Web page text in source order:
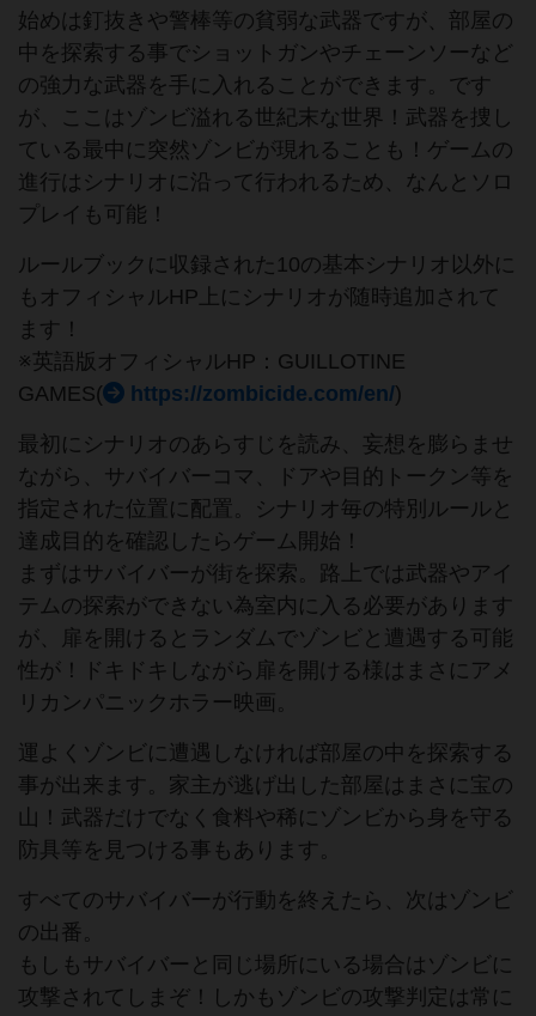
始めは釘抜きや警棒等の貧弱な武器ですが、部屋の
中を探索する事でショットガンやチェーンソーなど
の強力な武器を手に入れることができます。です
が、ここはゾンビ溢れる世紀末な世界！武器を捜し
ている最中に突然ゾンビが現れることも！ゲームの
進行はシナリオに沿って行われるため、なんとソロ
プレイも可能！
ルールブックに収録された10の基本シナリオ以外に
もオフィシャルHP上にシナリオが随時追加されて
ます！
※英語版オフィシャルHP：GUILLOTINE
GAMES(
https://zombicide.com/en/)
最初にシナリオのあらすじを読み、妄想を膨らませ
ながら、サバイバーコマ、ドアや目的トークン等を
指定された位置に配置。シナリオ毎の特別ルールと
達成目的を確認したらゲーム開始！
まずはサバイバーが街を探索。路上では武器やアイ
テムの探索ができない為室内に入る必要があります
が、扉を開けるとランダムでゾンビと遭遇する可能
性が！ドキドキしながら扉を開ける様はまさにアメ
リカンパニックホラー映画。
運よくゾンビに遭遇しなければ部屋の中を探索する
事が出来ます。家主が逃げ出した部屋はまさに宝の
山！武器だけでなく食料や稀にゾンビから身を守る
防具等を見つける事もあります。
すべてのサバイバーが行動を終えたら、次はゾンビ
の出番。
もしもサバイバーと同じ場所にいる場合はゾンビに
攻撃されてしまぞ！しかもゾンビの攻撃判定は常に